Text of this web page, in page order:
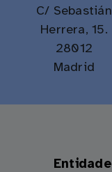
C/ Sebastián
Herrera, 15.
28012
Madrid